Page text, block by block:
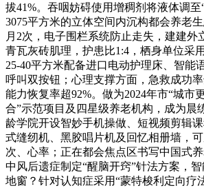
拔41%。吞咽妨碍使用增稠剂将液体调至
3075平方米的立体空间内沉构都会养老
月2次，电子围栏系统防止走失，建建外
青瓦灰砖肌理，护患比1:4，栖身单位采
25-40平方米配备进口电动护理床、智能
呼叫双按钮；心理支撑方面，急救成功
能力恢复率超92%。做为2024年市“城市
合”示范项目及四星级养老机构，成为晨
龄学院开设智妙手机操做、短视频剪辑
式缝纫机、黑胶唱片机及回忆相册墙，
次、心率；正在都会焦点区书写中国式
中风后遗症制定“醒脑开窍”针法方案，
地窗？针对认知症采用“蒙特梭利定向疗